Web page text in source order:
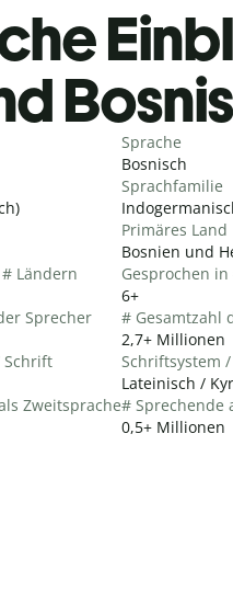
Ländern
Sprecher
Schrift
Zweitsprache
Sprache
Bosnisch
Sprachfamilie
Primäres Land
Bosnien und
Gesprochen
6+
# Gesamtzahl
2,7+ Millionen
Schriftsystem
Lateinisch /
# Sprechende
0,5+ Millionen